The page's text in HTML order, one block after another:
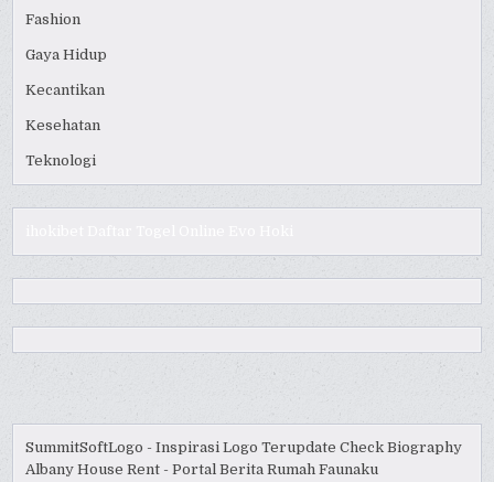
Fashion
Gaya Hidup
Kecantikan
Kesehatan
Teknologi
SummitSoftLogo - Inspirasi Logo Terupdate Check Biography
Albany House Rent - Portal Berita Rumah Faunaku